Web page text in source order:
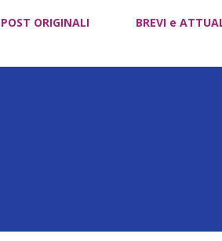
POST ORIGINALI BREVI e